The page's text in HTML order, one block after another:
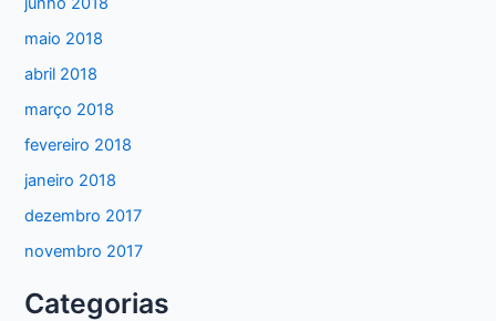
maio 2018
abril 2018
março 2018
fevereiro 2018
janeiro 2018
dezembro 2017
novembro 2017
Categorias